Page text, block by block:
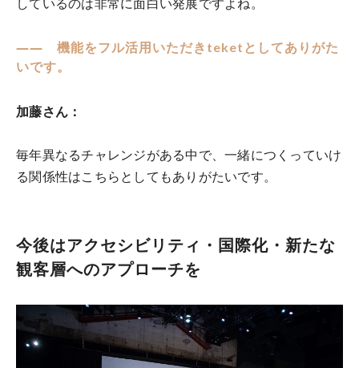
―― 機能をフル活用いただきteketとしてありがた
いです。
加藤さん：
毎年異なるチャレンジがある中で、一緒につくっていけ
る関係性はこちらとしてもありがたいです。
今後はアクセシビリティ・国際化・新たな
観客層へのアプローチを